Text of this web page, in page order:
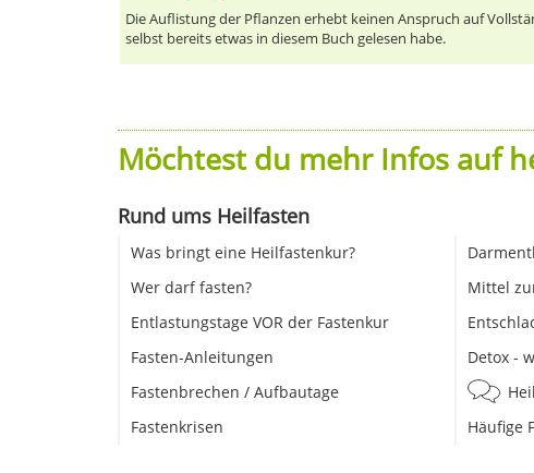
Die Auflistung der Pflanzen erhebt keinen Anspruch auf
selbst bereits etwas in diesem Buch gelesen habe.
Möchtest du mehr Infos auf
Rund ums Heilfasten
Was bringt eine Heilfastenkur?
Wer darf fasten?
Entlastungstage VOR der Fastenkur
Fasten-Anleitungen
Fastenbrechen / Aufbautage
Fastenkrisen
Mittel
Detox -
Häufige